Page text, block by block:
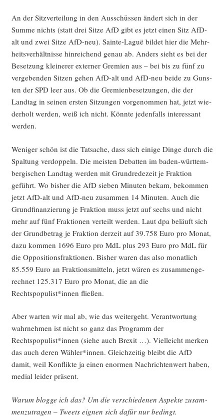
An der Sitz­ver­tei­lung in den Aus­schüs­sen ändert sich in der
Sum­me nichts (statt drei Sit­ze AfD gibt es jetzt einen Sitz AfD-
alt und zwei Sit­ze AfD-neu). Sain­te-Laguë bil­det hier die Mehr­
heits­ver­hält­nis­se hin­rei­chend genau ab. Anders sieht es bei der
Beset­zung klei­ne­rer exter­ner Gre­mi­en aus – bei bis zu fünf zu
ver­ge­ben­den Sit­zen gehen AfD-alt und AfD-neu bei­de zu Guns­
ten der SPD leer aus. Ob die Gre­mi­en­be­set­zun­gen, die der
Land­tag in sei­nen ers­ten Sit­zun­gen vor­ge­nom­men hat, jetzt wie­
der­holt wer­den, weiß ich nicht. Könn­te jeden­falls inter­es­sant
werden.
Weni­ger schön ist die Tat­sa­che, dass sich eini­ge Din­ge durch die
Spal­tung ver­dop­peln. Die meis­ten Debat­ten im baden-würt­tem­
ber­gi­schen Land­tag wer­den mit Grund­re­de­zeit je Frak­ti­on
geführt. Wo bis­her die AfD sie­ben Minu­ten bekam, bekom­men
jetzt AfD-alt und AfD-neu zusam­men 14 Minu­ten. Auch die
Grund­fi­nan­zie­rung je Frak­ti­on muss jetzt auf sechs und nicht
mehr auf fünf Frak­tio­nen ver­teilt wer­den. Laut dpa beläuft sich
der Grund­be­trag je Frak­ti­on der­zeit auf 39.758 Euro pro Monat,
dazu kom­men 1696 Euro pro MdL plus 293 Euro pro MdL für
die Oppo­si­ti­ons­frak­tio­nen. Bis­her waren das also monat­lich
85.559 Euro an Frak­ti­ons­mit­teln, jetzt wären es zusam­men­ge­
rech­net 125.317 Euro pro Monat, die an die
Rechtspopulist*innen fließen.
Aber war­ten wir mal ab, wie das wei­ter­geht. Ver­ant­wor­tung
wahr­neh­men ist nicht so ganz das Pro­gramm der
Rechtspopulist*innen (sie­he auch Brexit …). Viel­leicht mer­ken
das auch deren Wähler*innen. Gleich­zei­tig bleibt die AfD
damit, weil Kon­flik­te ja einen enor­men Nach­rich­ten­wert haben,
medi­al lei­der präsent.
War­um blog­ge ich das? Um die ver­schie­de­nen Aspek­te zusam­
men­zu­tra­gen – Tweets eig­nen sich dafür nur bedingt.